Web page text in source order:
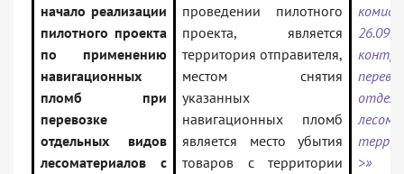
начало реализации
пилотного проекта
по применению
навигационных
пломб при
перевозке
отдельных видов
лесоматериалов с
проведении пилотного
проекта, является
территория отправителя,
местом снятия
указанных
навигационных пломб
является место убытия
товаров с территории
>»